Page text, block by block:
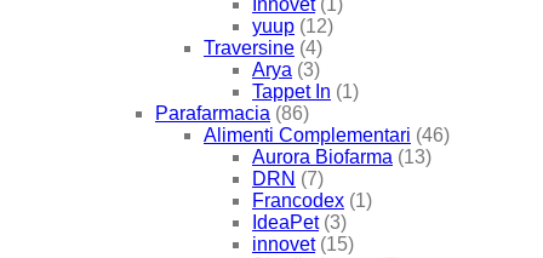
Innovet (1)
yuup (12)
Traversine (4)
Arya (3)
Tappet In (1)
Parafarmacia (86)
Alimenti Complementari (46)
Aurora Biofarma (13)
DRN (7)
Francodex (1)
IdeaPet (3)
innovet (15)